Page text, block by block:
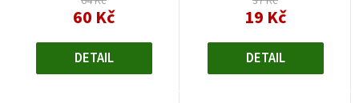
60 Kč
DETAIL
19 Kč
DETAIL